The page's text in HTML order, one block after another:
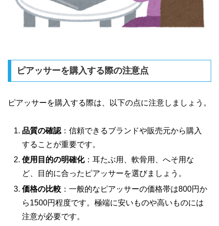
ピアッサーを購入する際の注意点
ピアッサーを購入する際は、以下の点に注意しましょう。
品質の確認 ：信頼できるブランドや販売元から購入
することが重要です。
使用目的の明確化：耳たぶ用、軟骨用、へそ用な
ど、目的に合ったピアッサーを選びましょう。
価格の比較 ：一般的なピアッサーの価格帯は800円か
ら1500円程度です。極端に安いものや高いものには
注意が必要です。